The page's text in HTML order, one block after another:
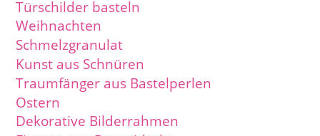
Türschilder basteln
Weihnachten
Schmelzgranulat
Kunst aus Schnüren
Traumfänger aus Bastelperlen
Ostern
Dekorative Bilderrahmen